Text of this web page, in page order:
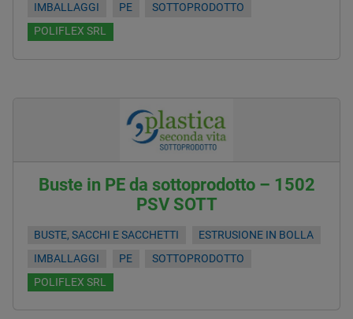
IMBALLAGGI
PE
SOTTOPRODOTTO
POLIFLEX SRL
Buste in PE da sottoprodotto – 1502
PSV SOTT
BUSTE, SACCHI E SACCHETTI
ESTRUSIONE IN BOLLA
IMBALLAGGI
PE
SOTTOPRODOTTO
POLIFLEX SRL